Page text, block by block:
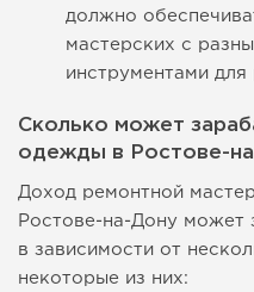
должно
мастерских с
инструментами
Сколько может
одежды в Ростове-
Доход ремонтной
Ростове-на-Дону может
в зависимости от
некоторые из них: